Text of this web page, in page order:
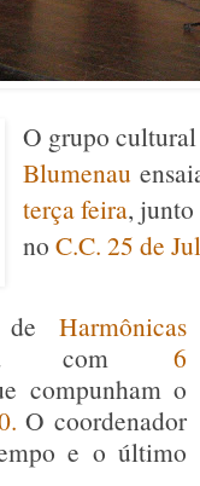
O grupo cultural
Blumenau
terça feira,
no C.C. 25 de
Harmônicas
com
6
compunham o
O coordenador
e o último